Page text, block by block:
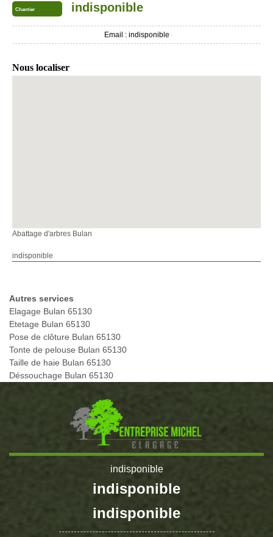
Chantier indisponible
Email : indisponible
Nous localiser
Abattage d'arbres Bulan
indisponible
Autres services
Elagage Bulan 65130
Etetage Bulan 65130
Pose de clôture Bulan 65130
Tonte de pelouse Bulan 65130
Taille de haie Bulan 65130
Déssouchage Bulan 65130
indisponible
indisponible
indisponible